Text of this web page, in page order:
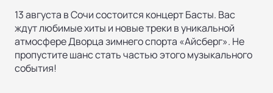
13 августа в Сочи состоится концерт Басты. Вас
ждут любимые хиты и новые треки в уникальной
атмосфере Дворца зимнего спорта «Айсберг». Не
пропустите шанс стать частью этого музыкального
события!